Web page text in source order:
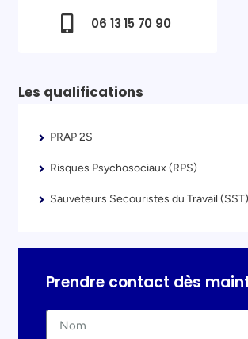
06 13 15 70 90
Les qualifications
PRAP 2S
Risques Psychosociaux (RPS)
Sauveteurs Secouristes du Travail (SST)
Prendre contact dès